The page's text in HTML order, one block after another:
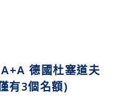
德國杜塞道夫
有3個名額)